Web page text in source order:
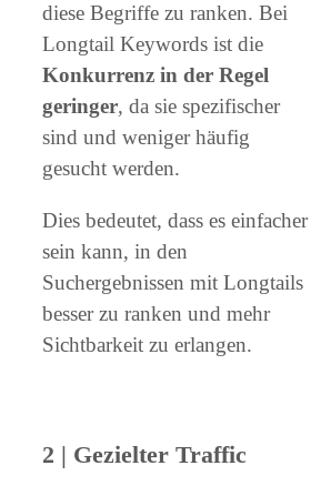
diese Begriffe zu ranken. Bei
Longtail Keywords ist die
Konkurrenz in der Regel
geringer, da sie spezifischer
sind und weniger häufig
gesucht werden.
Dies bedeutet, dass es einfacher
sein kann, in den
Suchergebnissen mit Longtails
besser zu ranken und mehr
Sichtbarkeit zu erlangen.
2 | Gezielter Traffic